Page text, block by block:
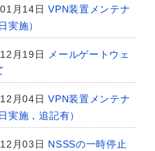
月14日 VPN装置メンテナ
実施）
月19日
メールゲートウェ
月04日 VPN装置メンテナ
実施，追記有）
月03日 NSSSの一時停止